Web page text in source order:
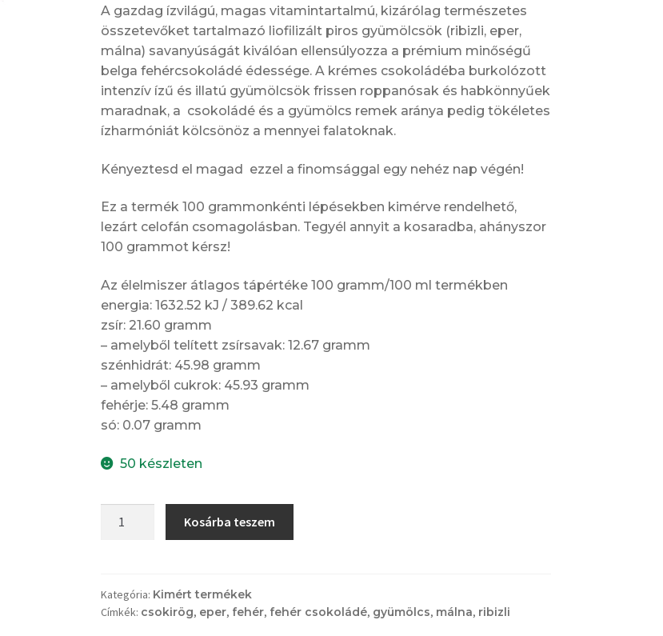
A gazdag ízvilágú, magas vitamintartalmú, kizárólag természetes
összetevőket tartalmazó liofilizált piros gyümölcsök (ribizli, eper,
málna) savanyúságát kiválóan ellensúlyozza a prémium minőségű
belga fehércsokoládé édessége. A krémes csokoládéba burkolózott
intenzív ízű és illatú gyümölcsök frissen roppanósak és habkönnyűek
maradnak, a csokoládé és a gyümölcs remek aránya pedig tökéletes
ízharmóniát kölcsönöz a mennyei falatoknak.
Kényeztesd el magad ezzel a finomsággal egy nehéz nap végén!
Ez a termék 100 grammonkénti lépésekben kimérve rendelhető,
lezárt celofán csomagolásban. Tegyél annyit a kosaradba, ahányszor
100 grammot kérsz!
Az élelmiszer átlagos tápértéke 100 gramm/100 ml termékben
energia: 1632.52 kJ / 389.62 kcal
zsír: 21.60 gramm
– amelyből telített zsírsavak: 12.67 gramm
szénhidrát: 45.98 gramm
– amelyből cukrok: 45.93 gramm
fehérje: 5.48 gramm
só: 0.07 gramm
50 készleten
piros
gyümölcsökkel
Kosárba teszem
Kategória: Kimért termékek
Címkék: csokirög, eper, fehér, fehér csokoládé, gyümölcs, málna, ribizli